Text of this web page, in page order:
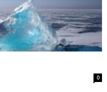
0